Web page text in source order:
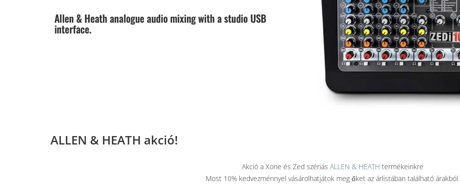
ALLEN & HEATH akció!
Akció a Xone és Zed szériás ALLEN & HEATH termékeinkre
Most 10% kedvezménnyel vásárolhatjátok meg őket az árlistában található árakból.